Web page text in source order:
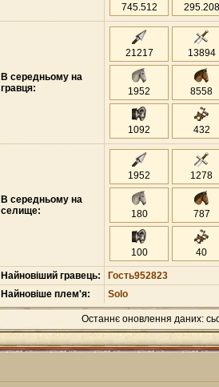
745.512 295.208
В середньому на
гравця:
21217 13894
1952 8558
1092 432
В середньому на
селище:
1952 1278
180 787
100 40
Найновіший гравець:
Гость952823
Найновіше плем'я:
Solo
Останнє оновлення даних: